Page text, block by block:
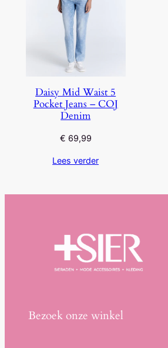
Daisy Mid Waist 5
Pocket Jeans – COJ
Denim
€ 69,99
Lees verder
Bezoek onze winkel